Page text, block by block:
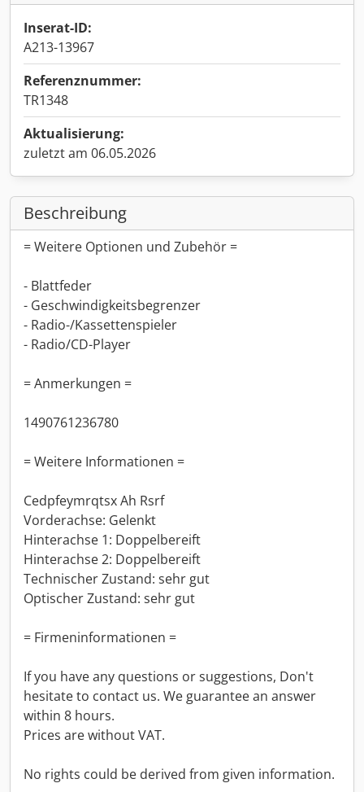
Inserat-ID:
A213-13967
Referenznummer:
TR1348
Aktualisierung:
zuletzt am 06.05.2026
Beschreibung
= Weitere Optionen und Zubehör =
- Blattfeder
- Geschwindigkeitsbegrenzer
- Radio-/Kassettenspieler
- Radio/CD-Player
= Anmerkungen =
1490761236780
= Weitere Informationen =
Cedpfeymrqtsx Ah Rsrf
Vorderachse: Gelenkt
Hinterachse 1: Doppelbereift
Hinterachse 2: Doppelbereift
Technischer Zustand: sehr gut
Optischer Zustand: sehr gut
= Firmeninformationen =
If you have any questions or suggestions, Don't
hesitate to contact us. We guarantee an answer
within 8 hours.
Prices are without VAT.
No rights could be derived from given information.